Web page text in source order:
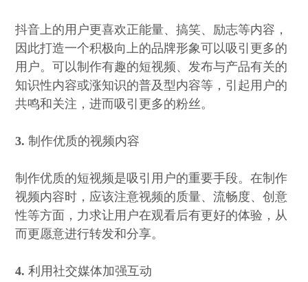
抖音上的用户更喜欢正能量、搞笑、励志等内容，
因此打造一个积极向上的品牌形象可以吸引更多的
用户。可以制作有趣的短视频、发布与产品有关的
知识性内容或涨知识的普及型内容等，引起用户的
共鸣和关注，进而吸引更多的粉丝。
3.制作优质的视频内容
制作优质的短视频是吸引用户的重要手段。在制作
视频内容时，应该注意视频的质量、流畅度、创意
性等方面，力求让用户在观看后有更好的体验，从
而更愿意进行转发和分享。
4.利用社交媒体加强互动